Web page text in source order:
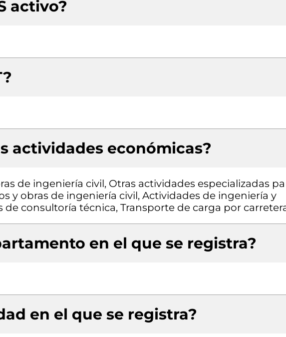
activo?
actividades económicas?
de ingeniería civil, Otras actividades especializadas
y obras de ingeniería civil, Actividades de ingeniería y
de consultoría técnica, Transporte de carga por
en el que se registra?
en el que se registra?